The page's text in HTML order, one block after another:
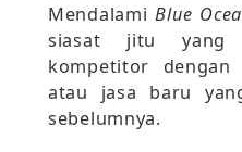
MendalamiBlue
siasat jitu yang
kompetitor dengan
atau jasa baru
sebelumnya.